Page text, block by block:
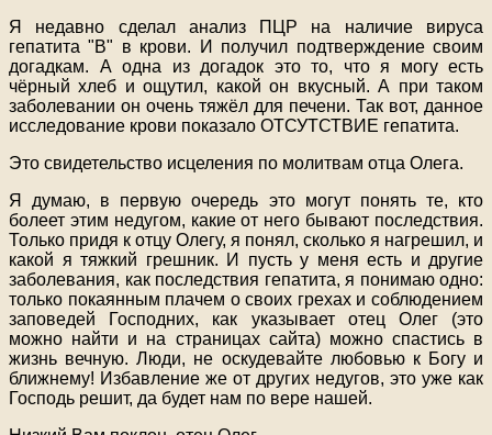
Я недавно сделал анализ ПЦР на наличие вируса
гепатита "В" в крови. И получил подтверждение своим
догадкам. А одна из догадок это то, что я могу есть
чёрный хлеб и ощутил, какой он вкусный. А при таком
заболевании он очень тяжёл для печени. Так вот, данное
исследование крови показало ОТСУТСТВИЕ гепатита.
Это свидетельство исцеления по молитвам отца Олега.
Я думаю, в первую очередь это могут понять те, кто
болеет этим недугом, какие от него бывают последствия.
Только придя к отцу Олегу, я понял, сколько я нагрешил, и
какой я тяжкий грешник. И пусть у меня есть и другие
заболевания, как последствия гепатита, я понимаю одно:
только покаянным плачем о своих грехах и соблюдением
заповедей Господних, как указывает отец Олег (это
можно найти и на страницах сайта) можно спастись в
жизнь вечную. Люди, не оскудевайте любовью к Богу и
ближнему! Избавление же от других недугов, это уже как
Господь решит, да будет нам по вере нашей.